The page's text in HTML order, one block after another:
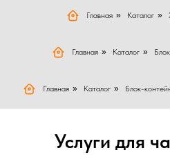
Главная » Каталог »
Главная » Каталог »
Главная » Каталог » Блок-
Услуги для